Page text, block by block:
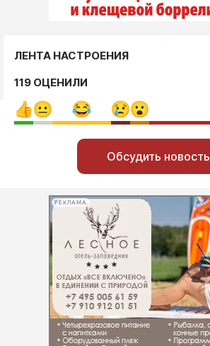
ЛЕНТА НАСТРОЕНИЯ
119 ОЦЕНИЛИ
Обсудить новость
РЕКЛАМА